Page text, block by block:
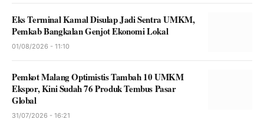
Eks Terminal Kamal Disulap Jadi Sentra UMKM,
Pemkab Bangkalan Genjot Ekonomi Lokal
01/08/2026 - 11:10
Pemkot Malang Optimistis Tambah 10 UMKM
Ekspor, Kini Sudah 76 Produk Tembus Pasar
Global
31/07/2026 - 16:21